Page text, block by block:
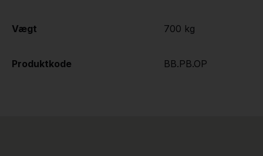
Vægt
Produktkode
700 kg
BB.PB.OP